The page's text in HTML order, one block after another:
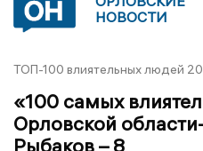
НОВОСТИ
ТОП-100 влиятельных людей
«100 самых
Орловской
Рыбаков – 8